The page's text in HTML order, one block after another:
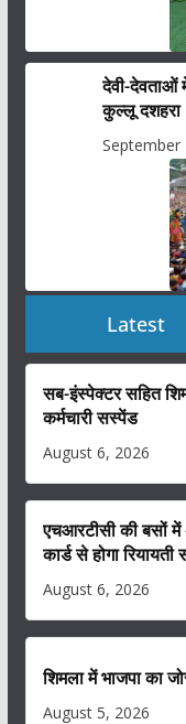
देवी-
कुल्लू दशहरा
September
Latest
सब-इंस्पेक्टर सहित
कर्मचारी सस्पेंड
August 6, 2026
एचआरटीसी की बसों
कार्ड से होगा
August 6, 2026
शिमला में भाजपा का
August 5, 2026